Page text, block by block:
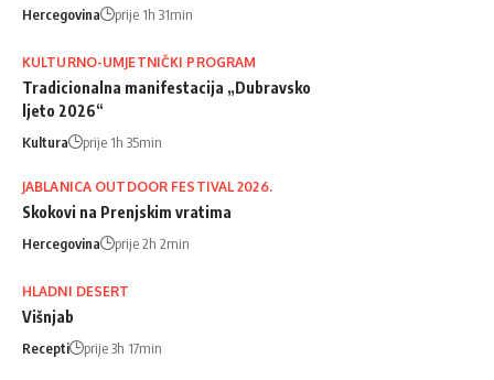
Hercegovina prije 1h 31min
KULTURNO-UMJETNIČKI PROGRAM
Tradicionalna manifestacija „Dubravsko
ljeto 2026“
Kultura prije 1h 35min
JABLANICA OUTDOOR FESTIVAL 2026.
Skokovi na Prenjskim vratima
Hercegovina prije 2h 2min
HLADNI DESERT
Višnjab
Recepti prije 3h 17min